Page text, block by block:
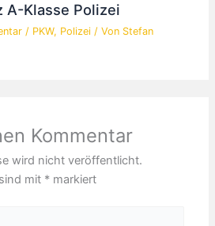
A-Klasse Polizei
/ PKW, Polizei / Von Stefan
Kommentar
wird nicht veröffentlicht.
mit * markiert